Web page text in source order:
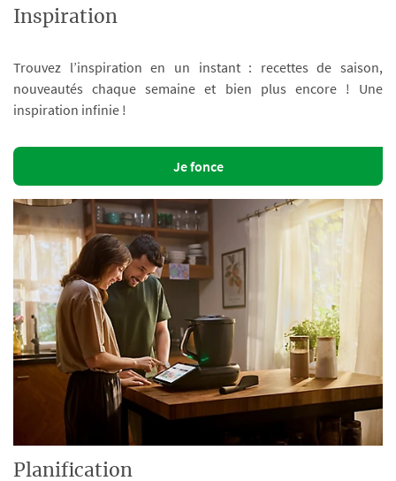
Inspiration
Trouvez l’inspiration en un instant : recettes de saison,
nouveautés chaque semaine et bien plus encore ! Une
inspiration infinie !
Je fonce
Planification